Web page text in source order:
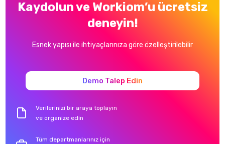
Kaydolun ve Workiom’u ücretsiz
deneyin!
Esnek yapısı ile ihtiyaçlarınıza göre özelleştirilebilir
Demo Talep Edin
Verilerinizi bir araya toplayın
ve organize edin
Tüm departmanlarınız için